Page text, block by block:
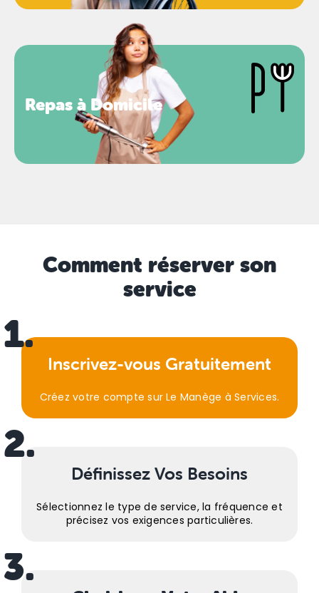
Repas à Domicile
Comment réserver son
service
1.
Inscrivez-vous Gratuitement
Créez votre compte sur Le Manège à Services.
2.
Définissez Vos Besoins
Sélectionnez le type de service, la fréquence et
précisez vos exigences particulières.
3.